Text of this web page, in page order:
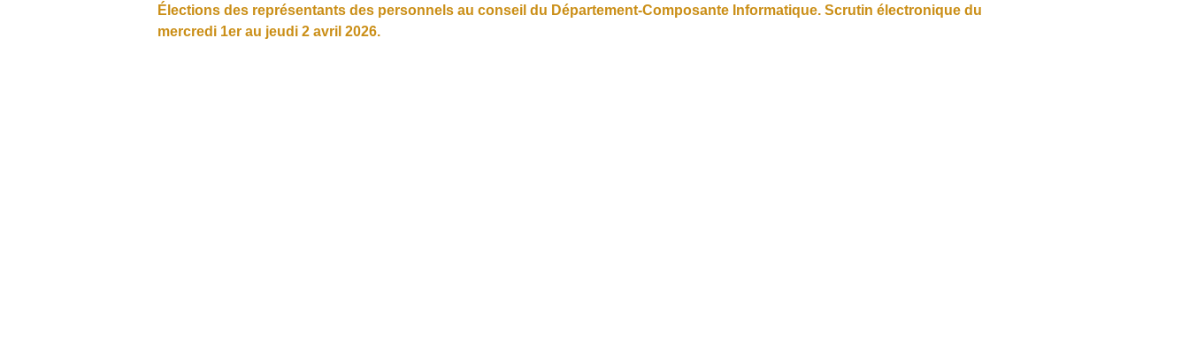
Élections des représentants des personnels au conseil du Département-Composante Informatique. Scrutin électronique du
mercredi 1er au jeudi 2 avril 2026.